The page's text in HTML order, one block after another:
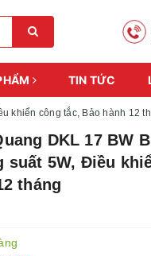
TIN TỨC
khiển công tắc, Bảo hành 12
DKL 17 BW B
suất 5W, Điều
tháng